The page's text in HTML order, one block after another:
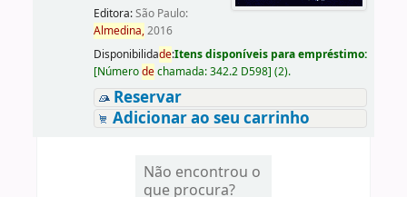
Editora:São Paulo:
Almedina,2016
Disponibilidade:Itens disponíveis para empréstimo:
[Númerodechamada:342.2 D598] (2).
Reservar
Adicionar ao seu carrinho
Não encontrou o
que procura?